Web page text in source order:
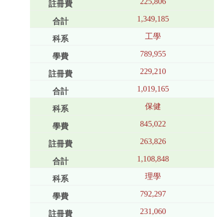
1,349,185
工學
789,955
229,210
1,019,165
保健
845,022
263,826
1,108,848
理學
792,297
231,060